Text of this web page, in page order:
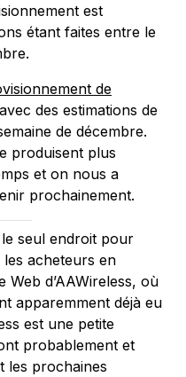
est
étant faites entre le
de
des estimations de
de décembre.
produisent plus
et on nous a
prochainement.
seul endroit pour
les acheteurs en
d’AAWireless, où
apparemment déjà eu
est une petite
probablement et
les prochaines